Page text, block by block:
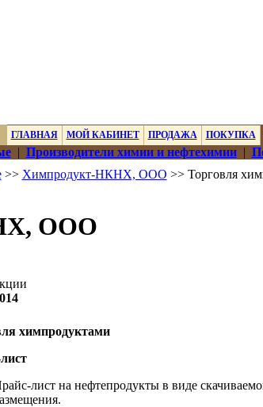
ГЛАВНАЯ МОЙ КАБИНЕТ ПРОДАЖА ПОКУПКА
| Производители химии и нефтехимии|
>> Химпродукт-НКНХ, ООО >> Торговля
ООО
химпродуктами
лист на нефтепродукты в виде